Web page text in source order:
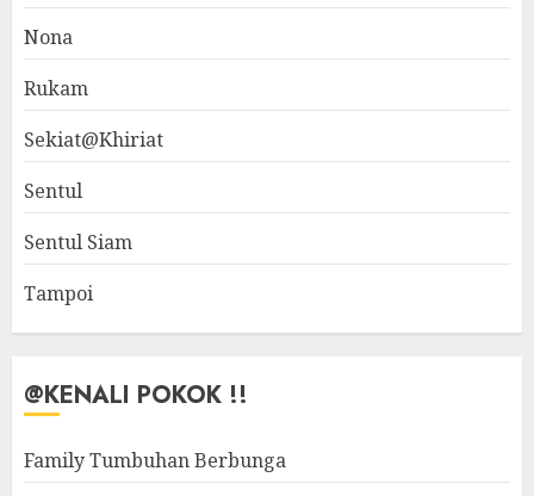
Nona
Rukam
Sekiat@Khiriat
Sentul
Sentul Siam
Tampoi
@KENALI POKOK !!
Family Tumbuhan Berbunga